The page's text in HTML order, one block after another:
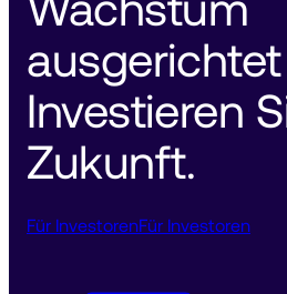
Investieren
Zukunft.
Für InvestorenFür Investoren